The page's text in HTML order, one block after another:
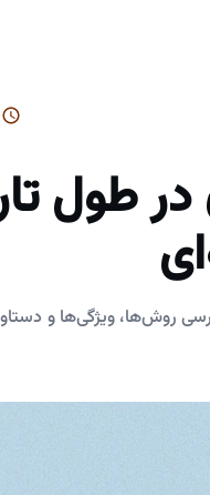
در طول
روش‌ها، ویژگی‌ها و